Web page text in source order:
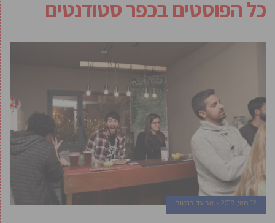
כל הפוסטים בכפר סטודנטים
12 מאי, 2019 אביעד ברטוב